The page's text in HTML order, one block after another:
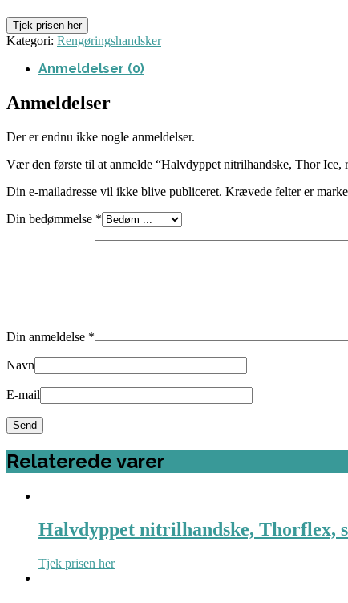
Tjek prisen her
Kategori: Rengøringshandsker
Anmeldelser (0)
Anmeldelser
Der er endnu ikke nogle anmeldelser.
Vær den første til at anmelde “Halvdyppet nitrilhandske, Thor
Din e-mailadresse vil ikke blive publiceret. Krævede felter er
Din bedømmelse *
Din anmeldelse *
Navn
E-mail
Relaterede varer
Halvdyppet nitrilhandske, Thorflex,
Tjek prisen her